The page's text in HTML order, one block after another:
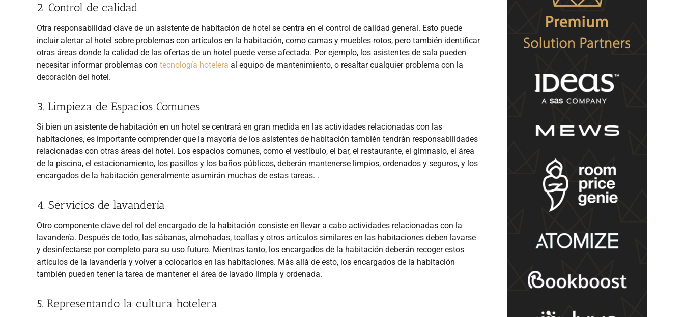
2. Control de calidad
Otra responsabilidad clave de un asistente de habitación de hotel se centra en el control de calidad general. Esto puede
incluir alertar al hotel sobre problemas con artículos en la habitación, como camas y muebles rotos, pero también identificar
otras áreas donde la calidad de las ofertas de un hotel puede verse afectada. Por ejemplo, los asistentes de sala pueden
necesitar informar problemas con tecnología hotelera al equipo de mantenimiento, o resaltar cualquier problema con la
decoración del hotel.
3. Limpieza de Espacios Comunes
Si bien un asistente de habitación en un hotel se centrará en gran medida en las actividades relacionadas con las
habitaciones, es importante comprender que la mayoría de los asistentes de habitación también tendrán responsabilidades
relacionadas con otras áreas del hotel. Los espacios comunes, como el vestíbulo, el bar, el restaurante, el gimnasio, el área
de la piscina, el estacionamiento, los pasillos y los baños públicos, deberán mantenerse limpios, ordenados y seguros, y los
encargados de la habitación generalmente asumirán muchas de estas tareas. .
4. Servicios de lavandería
Otro componente clave del rol del encargado de la habitación consiste en llevar a cabo actividades relacionadas con la
lavandería. Después de todo, las sábanas, almohadas, toallas y otros artículos similares en las habitaciones deben lavarse
y desinfectarse por completo para su uso futuro. Mientras tanto, los encargados de la habitación deberán recoger estos
artículos de la lavandería y volver a colocarlos en las habitaciones. Más allá de esto, los encargados de la habitación
también pueden tener la tarea de mantener el área de lavado limpia y ordenada.
5. Representando la cultura hotelera